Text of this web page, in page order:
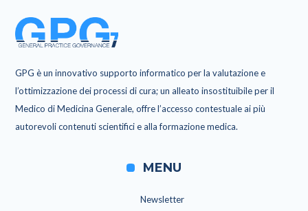
GPG è un innovativo supporto informatico per la valutazione e
l’ottimizzazione dei processi di cura; un alleato insostituibile per il
Medico di Medicina Generale, offre l’accesso contestuale ai più
autorevoli contenuti scientifici e alla formazione medica.
MENU
Newsletter